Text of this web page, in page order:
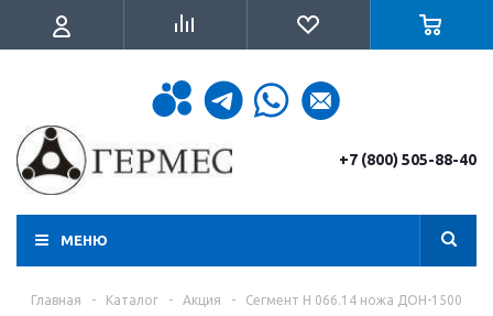
+7 (800) 505-88-40
МЕНЮ
Главная - Каталог - Акция - Сегмент Н 066.14 ножа ДОН-1500